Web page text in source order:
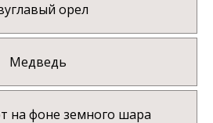
орел
Медведь
на фоне земного шара